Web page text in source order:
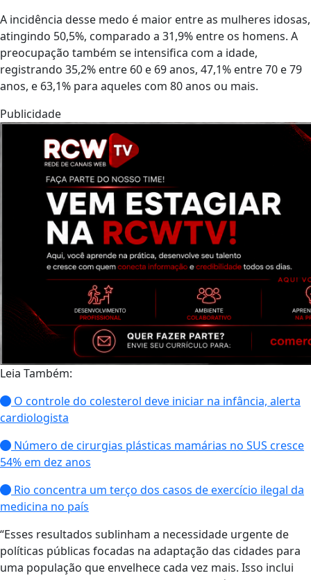
A incidência desse medo é maior entre as mulheres idosas,
atingindo 50,5%, comparado a 31,9% entre os homens. A
preocupação também se intensifica com a idade,
registrando 35,2% entre 60 e 69 anos, 47,1% entre 70 e 79
anos, e 63,1% para aqueles com 80 anos ou mais.
Publicidade
Leia Também:
O controle do colesterol deve iniciar na infância, alerta
cardiologista
Número de cirurgias plásticas mamárias no SUS cresce
54% em dez anos
Rio concentra um terço dos casos de exercício ilegal da
medicina no país
“Esses resultados sublinham a necessidade urgente de
políticas públicas focadas na adaptação das cidades para
uma população que envelhece cada vez mais. Isso inclui